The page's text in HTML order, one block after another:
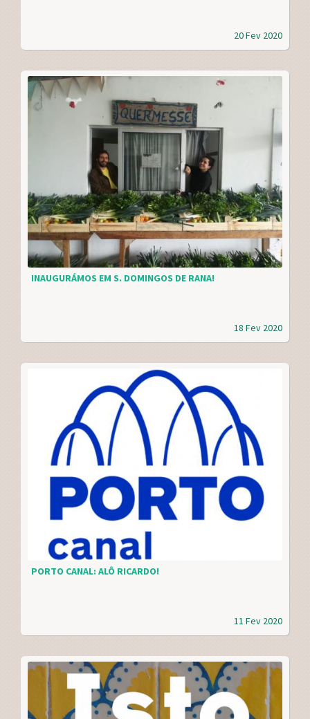
20 Fev 2020
18 Fev 2020
INAUGURÁMOS EM S. DOMINGOS DE RANA!
11 Fev 2020
PORTO CANAL: ALÔ RICARDO!